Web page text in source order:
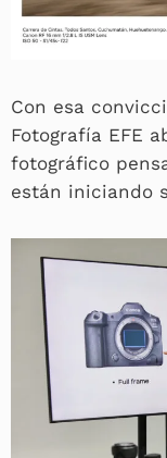
Con esa
Fotografía EFE
fotográfico
están iniciando